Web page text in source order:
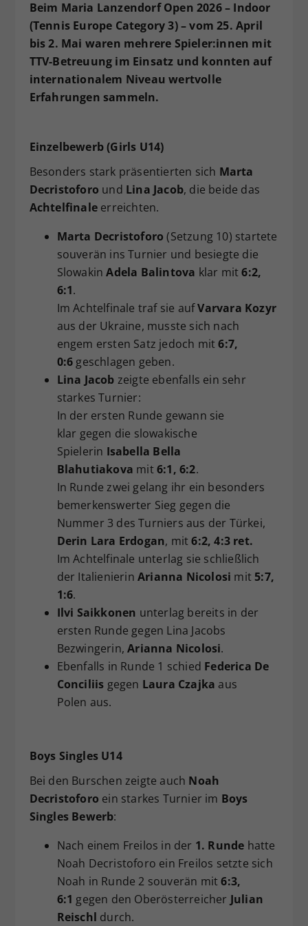
Beim Maria Lanzendorf Open 2026 – Indoor
(Tennis Europe Category 3) – vom 25. April
bis 2. Mai waren mehrere Spieler:innen mit
TTV-Betreuung im Einsatz und konnten auf
internationalem Niveau wertvolle
Erfahrungen sammeln.
Einzelbewerb (Girls U14)
Besonders stark präsentierten sich Marta
Decristoforo und Lina Jacob, die beide das
Achtelfinale erreichten.
Marta Decristoforo (Setzung 10) startete
souverän ins Turnier und besiegte die
SlowakinAdela Balintova klar mit6:2,
6:1.
Im Achtelfinale traf sie aufVarvara Kozyr
aus der Ukraine, musste sich nach
engem ersten Satz jedoch mit6:7,
0:6 geschlagen geben.
Lina Jacob zeigte ebenfalls ein sehr
starkes Turnier:
In der ersten Runde gewann sie
klar gegen die slowakische
Spielerin Isabella Bella
Blahutiakova mit6:1, 6:2.
In Runde zwei gelang ihr ein besonders
bemerkenswerter Sieg gegen die
Nummer 3 des Turniers aus der Türkei,
Derin Lara Erdogan, mit6:2, 4:3 ret.
Im Achtelfinale unterlag sie schließlich
der Italienierin Arianna Nicolosi mit 5:7,
1:6.
Ilvi Saikkonen unterlag bereits in der
ersten Runde gegen Lina Jacobs
Bezwingerin,Arianna Nicolosi.
Ebenfalls in Runde 1 schied Federica De
Conciliis gegen Laura Czajka aus
Polen aus.
Boys Singles U14
Bei den Burschen zeigte auch Noah
Decristoforo ein starkes Turnier im Boys
Singles Bewerb:
Nach einem Freilos in der 1. Runde hatte
Noah Decristoforo ein Freilos setzte sich
Noah in Runde 2 souverän mit6:3,
6:1 gegen den Oberösterreicher Julian
Reischl durch.
Zweck
Dieser Wert speichert Ihre Consent-
Einstellungen. Unter anderem eine
zufällig generierte ID, für die
historische Speicherung Ihrer
vorgenommen Einstellungen, falls der
Webseiten-Betreiber dies eingestellt